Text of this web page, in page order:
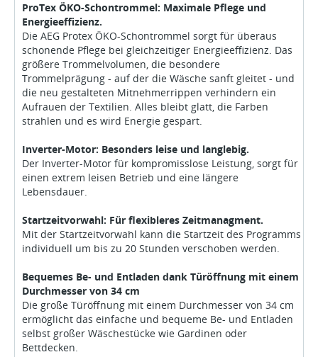
ProTex ÖKO-Schontrommel: Maximale Pflege und
Energieeffizienz.
Die AEG Protex ÖKO-Schontrommel sorgt für überaus
schonende Pflege bei gleichzeitiger Energieeffizienz. Das
größere Trommelvolumen, die besondere
Trommelprägung - auf der die Wäsche sanft gleitet - und
die neu gestalteten Mitnehmerrippen verhindern ein
Aufrauen der Textilien. Alles bleibt glatt, die Farben
strahlen und es wird Energie gespart.
Inverter-Motor: Besonders leise und langlebig.
Der Inverter-Motor für kompromisslose Leistung, sorgt für
einen extrem leisen Betrieb und eine längere
Lebensdauer.
Startzeitvorwahl: Für flexibleres Zeitmanagment.
Mit der Startzeitvorwahl kann die Startzeit des Programms
individuell um bis zu 20 Stunden verschoben werden.
Bequemes Be- und Entladen dank Türöffnung mit einem
Durchmesser von 34 cm
Die große Türöffnung mit einem Durchmesser von 34 cm
ermöglicht das einfache und bequeme Be- und Entladen
selbst großer Wäschestücke wie Gardinen oder
Bettdecken.